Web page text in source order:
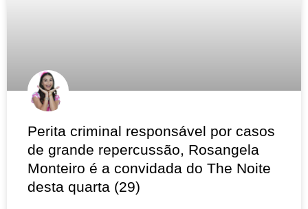
Perita criminal responsável por casos
de grande repercussão, Rosangela
Monteiro é a convidada do The Noite
desta quarta (29)